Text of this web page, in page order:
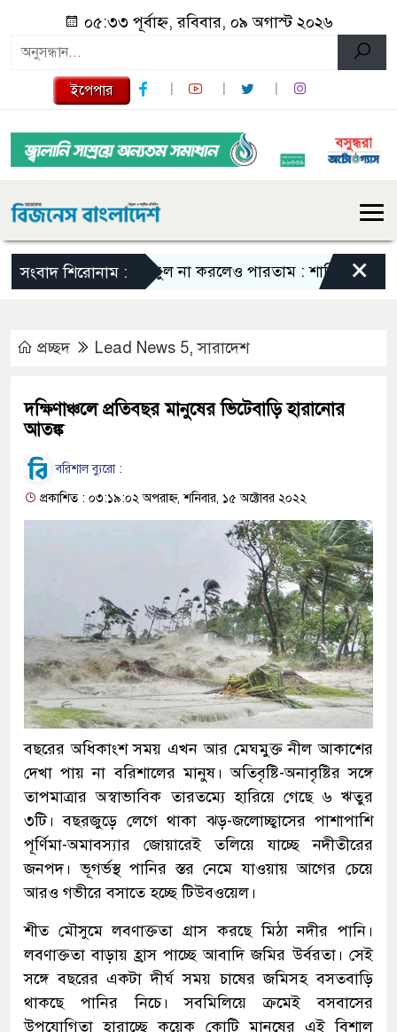
০৫:৩৩ পূর্বাহ্ন, রবিবার, ০৯ অগাস্ট ২০২৬
ইপেপার
সংবাদ শিরোনাম :
এমন ভুল না করলেও পারতাম : শাকিব খান সবার
×
প্রচ্ছদ Lead News 5,সারাদেশ
দক্ষিণাঞ্চলে প্রতিবছর মানুষের ভিটেবাড়ি হারানোর
আতঙ্ক
বরিশাল ব্যুরো :
প্রকাশিত : ০৩:১৯:০২ অপরাহ্ন, শনিবার, ১৫ অক্টোবর ২০২২
বছরের অধিকাংশ সময় এখন আর মেঘমুক্ত নীল আকাশের
দেখা পায় না বরিশালের মানুষ। অতিবৃষ্টি-অনাবৃষ্টির সঙ্গে
তাপমাত্রার অস্বাভাবিক তারতম্যে হারিয়ে গেছে ৬ ঋতুর
৩টি। বছরজুড়ে লেগে থাকা ঝড়-জলোচ্ছ্বাসের পাশাপাশি
পূর্ণিমা-অমাবস্যার জোয়ারেই তলিয়ে যাচ্ছে নদীতীরের
জনপদ। ভূগর্ভস্থ পানির স্তর নেমে যাওয়ায় আগের চেয়ে
আরও গভীরে বসাতে হচ্ছে টিউবওয়েল।
শীত মৌসুমে লবণাক্ততা গ্রাস করছে মিঠা নদীর পানি।
লবণাক্ততা বাড়ায় হ্রাস পাচ্ছে আবাদি জমির উর্বরতা। সেই
সঙ্গে বছরের একটা দীর্ঘ সময় চাষের জমিসহ বসতবাড়ি
থাকছে পানির নিচে। সবমিলিয়ে ক্রমেই বসবাসের
উপযোগিতা হারাচ্ছে কয়েক কোটি মানুষের এই বিশাল